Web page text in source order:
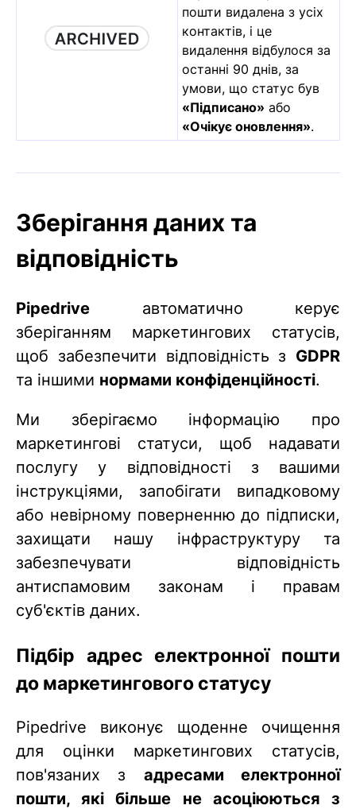
пошти видалена з усіх
контактів, і це
видалення відбулося за
останні 90 днів, за
умови, що статус був
«Підписано» або
«Очікує оновлення».
Зберігання даних та
відповідність
Pipedrive автоматично керує
зберіганням маркетингових статусів,
щоб забезпечити відповідність з GDPR
та іншими нормами конфіденційності.
Ми зберігаємо інформацію про
маркетингові статуси, щоб надавати
послугу у відповідності з вашими
інструкціями, запобігати випадковому
або невірному поверненню до підписки,
захищати нашу інфраструктуру та
забезпечувати відповідність
антиспамовим законам і правам
суб'єктів даних.
Підбір адрес електронної пошти
до маркетингового статусу
Pipedrive виконує щоденне очищення
для оцінки маркетингових статусів,
пов'язаних з адресами електронної
пошти, які більше не асоціюються з